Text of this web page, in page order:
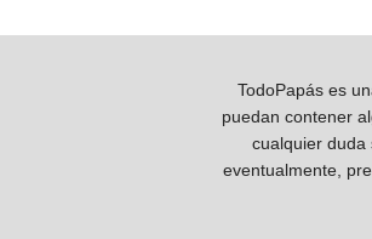
TodoPapás es
puedan contener
cualquier duda
eventualmente,